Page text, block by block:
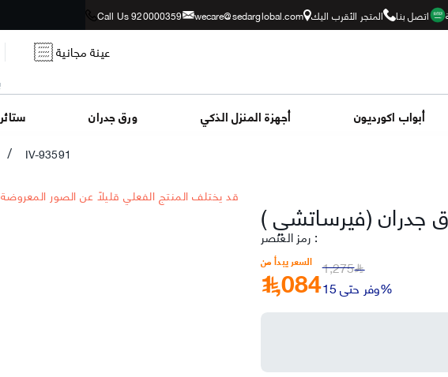
Call Us 920000359 wecare@sedarglobal.com المتجر الأقرب اليك اتصل بنا
عينة مجانية
ستائر ورق جدران أجهزة المنزل الذكي أبواب اكورديون
/ IV-93591
*قد يختلف المنتج الفعلي قليلاً عن الصور المعروضة جدران (فيرساتشي )
:
السعر يبدأ من
1,084 ﷼1,275
وفر حتى 15%